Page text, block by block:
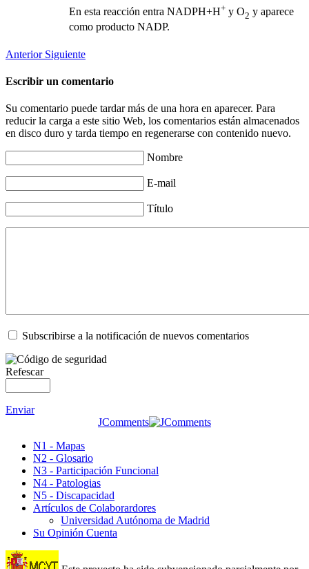
En esta reacción entra NADPH+H+ y O2 y aparece
como producto NADP.
Anterior Siguiente
Escribir un comentario
Su comentario puede tardar más de una hora en aparecer. Para
reducir la carga a este sitio Web, los comentarios están almacenados
en disco duro y tarda tiempo en regenerarse con contenido nuevo.
Nombre
E-mail
Título
Subscribirse a la notificación de nuevos comentarios
Refescar
Enviar
JComments
N1 - Mapas
N2 - Glosario
N3 - Participación Funcional
N4 - Patologias
N5 - Discapacidad
Artículos de Colaborardores
Universidad Autónoma de Madrid
Su Opinión Cuenta